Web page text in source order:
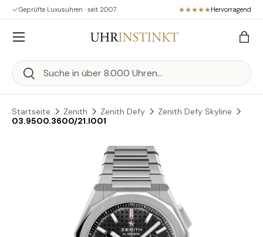
Direkt zum Inhalt
Geprüfte Luxusuhren · seit 2007 Hervorragend
Suchen
Suchen
Menü
Startseite Zenith Zenith Defy
Zenith Defy Skyline
03.9500.3600/21.I001
Zu Produktinformationen springen